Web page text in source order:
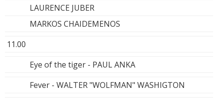
LAURENCE JUBER
MARKOS CHAIDEMENOS
11.00
Eye of the tiger - PAUL ANKA
Fever - WALTER "WOLFMAN" WASHIGTON